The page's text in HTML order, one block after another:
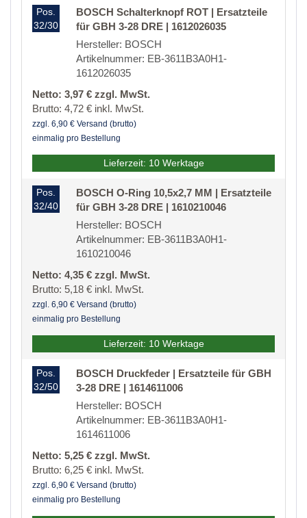
Pos.
32/30
BOSCH Schalterknopf ROT | Ersatzteile
für GBH 3-28 DRE | 1612026035
Hersteller: BOSCH
Artikelnummer: EB-3611B3A0H1-
1612026035
Netto: 3,97 € zzgl. MwSt.
Brutto: 4,72 € inkl. MwSt.
zzgl. 6,90 € Versand (brutto)
einmalig pro Bestellung
Lieferzeit: 10 Werktage
Pos.
32/40
BOSCH O-Ring 10,5x2,7 MM | Ersatzteile
für GBH 3-28 DRE | 1610210046
Hersteller: BOSCH
Artikelnummer: EB-3611B3A0H1-
1610210046
Netto: 4,35 € zzgl. MwSt.
Brutto: 5,18 € inkl. MwSt.
zzgl. 6,90 € Versand (brutto)
einmalig pro Bestellung
Lieferzeit: 10 Werktage
Pos.
32/50
BOSCH Druckfeder | Ersatzteile für GBH
3-28 DRE | 1614611006
Hersteller: BOSCH
Artikelnummer: EB-3611B3A0H1-
1614611006
Netto: 5,25 € zzgl. MwSt.
Brutto: 6,25 € inkl. MwSt.
zzgl. 6,90 € Versand (brutto)
einmalig pro Bestellung